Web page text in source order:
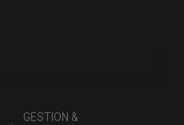
GESTION &